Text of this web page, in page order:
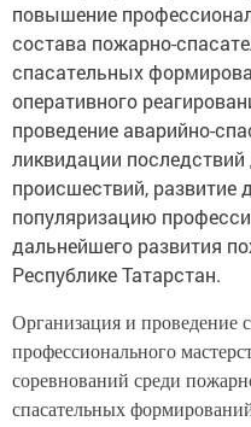
повышение
состава пожарно-
спасательных
оперативного
проведение аварийно-
ликвидации
происшествий, развитие
популяризацию
дальнейшего развития
Республике Татарстан.
Организация и проведение
профессионального
соревнований среди
спасательных